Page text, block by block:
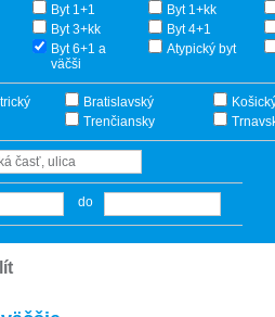
Byt 1+1
Byt 1+kk
Byt 3+kk
Byt 4+1
Byt 6+1 a
väčši
Atypický byt
Bratislavský
Trenčiansky
do